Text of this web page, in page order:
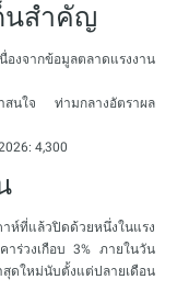
นสำคัญ
งจากข้อมูลตลาดแรงงาน
สนใจ ท่ามกลางอัตราผล
4,300
าห์ที่แล้วปิดด้วยหนึ่งในแรง
าร่วงเกือบ 3% ภายในวัน
สุดใหม่นับตั้งแต่ปลายเดือน